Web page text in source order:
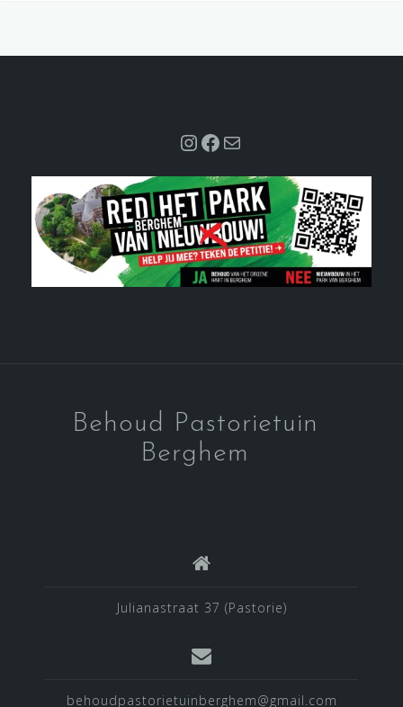
Instagram
Facebook
Mail
Behoud Pastorietuin
Berghem
Julianastraat 37 (Pastorie)
behoudpastorietuinberghem@gmail.com